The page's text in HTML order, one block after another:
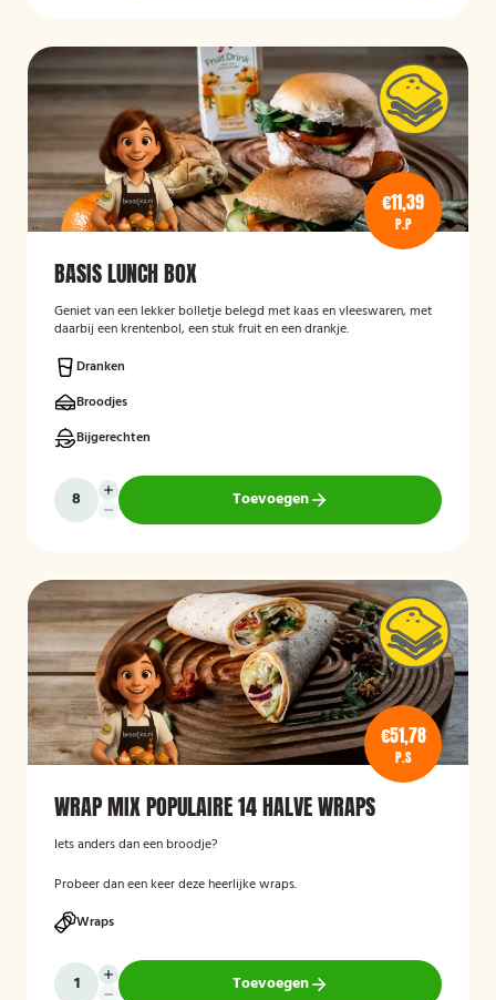
€11,39
P.P
BASIS LUNCH BOX
Geniet van een lekker bolletje belegd met kaas en vleeswaren, met
daarbij een krentenbol, een stuk fruit en een drankje.
Dranken
Broodjes
Bijgerechten
Toevoegen
€51,78
P.S
WRAP MIX POPULAIRE 14 HALVE WRAPS
Iets anders dan een broodje?
Probeer dan een keer deze heerlijke wraps.
Wraps
Toevoegen